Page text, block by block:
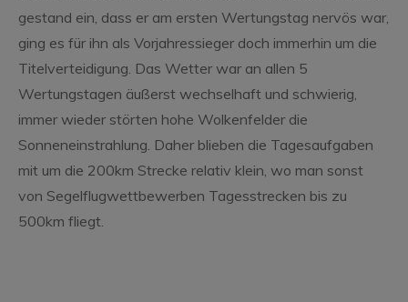
gestand ein, dass er am ersten Wertungstag nervös war,
ging es für ihn als Vorjahressieger doch immerhin um die
Titelverteidigung. Das Wetter war an allen 5
Wertungstagen äußerst wechselhaft und schwierig,
immer wieder störten hohe Wolkenfelder die
Sonneneinstrahlung. Daher blieben die Tagesaufgaben
mit um die 200km Strecke relativ klein, wo man sonst
von Segelflugwettbewerben Tagesstrecken bis zu
500km fliegt.